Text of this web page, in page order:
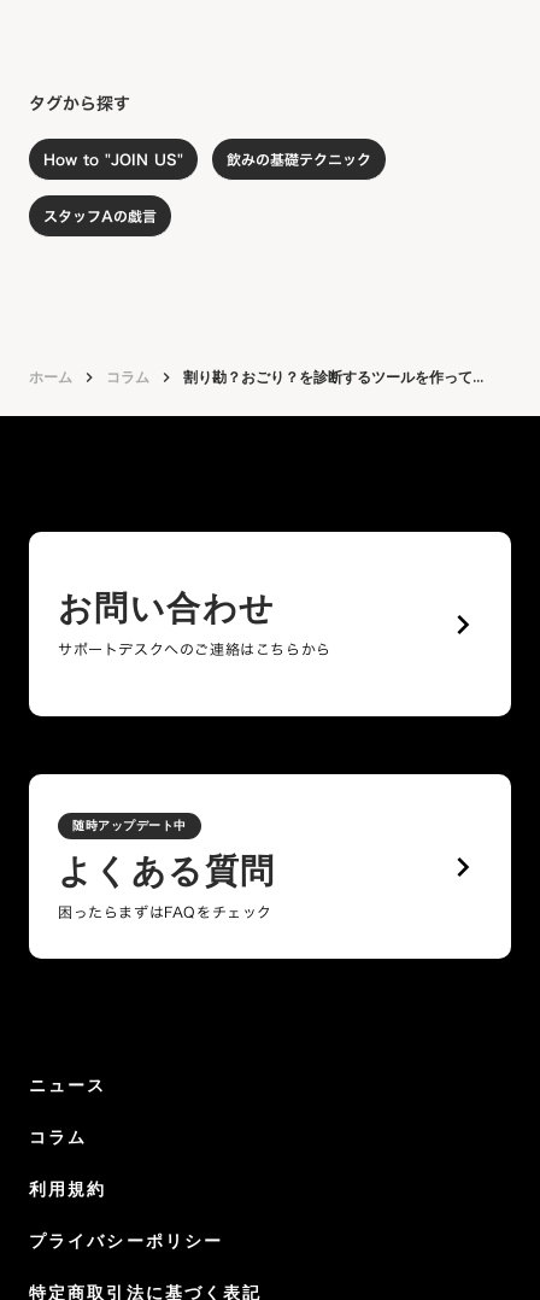
タグから探す
How to "JOIN US" 飲みの基礎テクニック
スタッフAの戯言
ホーム keyboard_arrow_right コラム keyboard_arrow_right 割り勘？おごり？を診断するツールを作って...
お問い合わせ
サポートデスクへのご連絡はこちらから
keyboard_arrow_right
よくある質問
随時アップデート中
困ったらまずはFAQをチェック
keyboard_arrow_right
ニュース
コラム
利用規約
プライバシーポリシー
特定商取引法に基づく表記